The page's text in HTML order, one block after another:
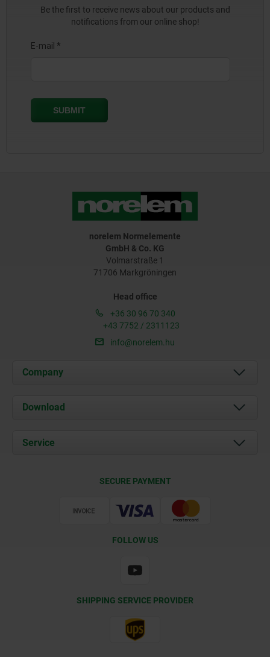
Be the first to receive news about our products and
notifications from our online shop!
norelem Normelemente
GmbH & Co. KG
Volmarstraße 1
71706 Markgröningen
Head office
+36 30 96 70 340
+43 7752 / 2311123
info@norelem.hu
Company
About us
Contact
Download
Service
SECURE PAYMENT
FOLLOW US
SHIPPING SERVICE PROVIDER